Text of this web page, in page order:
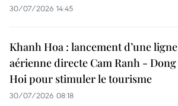
30/07/2026 14:45
Khanh Hoa : lancement d’une ligne
aérienne directe Cam Ranh - Dong
Hoi pour stimuler le tourisme
30/07/2026 08:18